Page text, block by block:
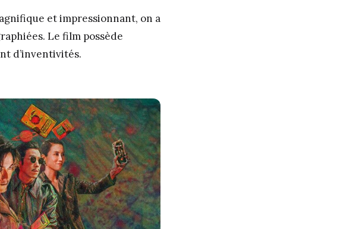
et impressionnant, on a
Le film possède
d’inventivités.